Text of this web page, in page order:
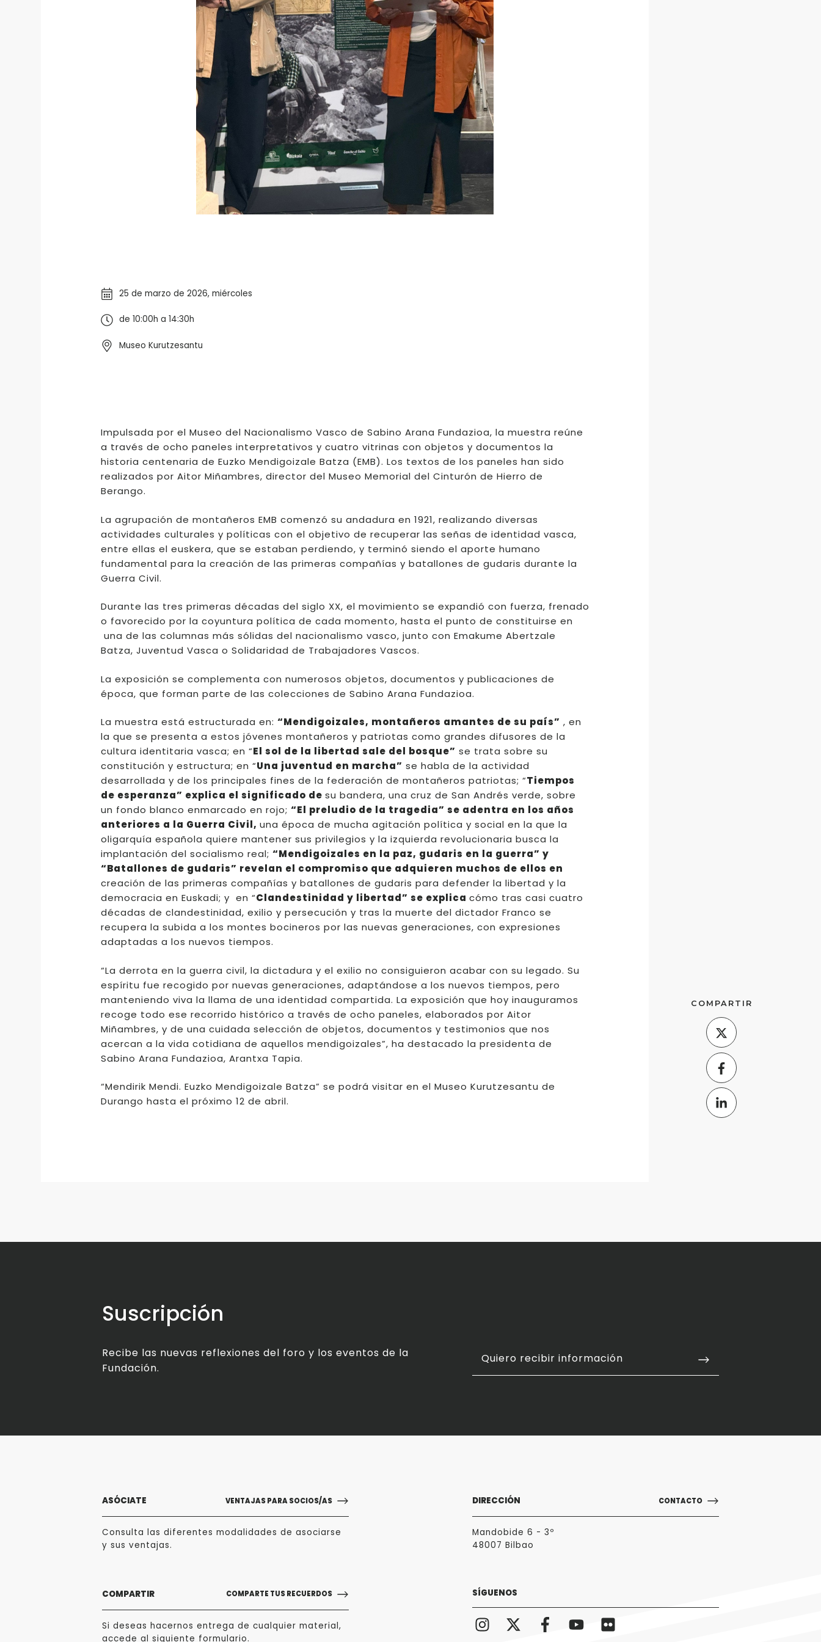
25 de marzo de 2026, miércoles
de 10:00h a 14:30h
Museo Kurutzesantu
Impulsada por el Museo del Nacionalismo Vasco de Sabino Arana Fundazioa, la muestra reúne
a través de ocho paneles interpretativos y cuatro vitrinas con objetos y documentos la
historia centenaria de Euzko Mendigoizale Batza (EMB). Los textos de los paneles han sido
realizados por Aitor Miñambres, director del Museo Memorial del Cinturón de Hierro de
Berango.
La agrupación de montañeros EMB comenzó su andadura en 1921, realizando diversas
actividades culturales y políticas con el objetivo de recuperar las señas de identidad vasca,
entre ellas el euskera, que se estaban perdiendo, y terminó siendo el aporte humano
fundamental para la creación de las primeras compañías y batallones de gudaris durante la
Guerra Civil.
Durante las tres primeras décadas del siglo XX, el movimiento se expandió con fuerza, frenado
o favorecido por la coyuntura política de cada momento, hasta el punto de constituirse en
una de las columnas más sólidas del nacionalismo vasco, junto con Emakume Abertzale
Batza, Juventud Vasca o Solidaridad de Trabajadores Vascos.
La exposición se complementa con numerosos objetos, documentos y publicaciones de
época, que forman parte de las colecciones de Sabino Arana Fundazioa.
La muestra está estructurada en: “Mendigoizales, montañeros amantes de su país” , en
la que se presenta a estos jóvenes montañeros y patriotas como grandes difusores de la
cultura identitaria vasca; en “El sol de la libertad sale del bosque” se trata sobre su
constitución y estructura; en “Una juventud en marcha” se habla de la actividad
desarrollada y de los principales fines de la federación de montañeros patriotas; “Tiempos
de esperanza” explica el significado de su bandera, una cruz de San Andrés verde, sobre
un fondo blanco enmarcado en rojo; “El preludio de la tragedia” se adentra en los años
anteriores a la Guerra Civil, una época de mucha agitación política y social en la que la
oligarquía española quiere mantener sus privilegios y la izquierda revolucionaria busca la
implantación del socialismo real; “Mendigoizales en la paz, gudaris en la guerra” y
“Batallones de gudaris” revelan el compromiso que adquieren muchos de ellos en
creación de las primeras compañías y batallones de gudaris para defender la libertad y la
democracia en Euskadi; y en “Clandestinidad y libertad” se explica cómo tras casi cuatro
décadas de clandestinidad, exilio y persecución y tras la muerte del dictador Franco se
recupera la subida a los montes bocineros por las nuevas generaciones, con expresiones
adaptadas a los nuevos tiempos.
“La derrota en la guerra civil, la dictadura y el exilio no consiguieron acabar con su legado. Su
espíritu fue recogido por nuevas generaciones, adaptándose a los nuevos tiempos, pero
manteniendo viva la llama de una identidad compartida. La exposición que hoy inauguramos
recoge todo ese recorrido histórico a través de ocho paneles, elaborados por Aitor
Miñambres, y de una cuidada selección de objetos, documentos y testimonios que nos
acercan a la vida cotidiana de aquellos mendigoizales”, ha destacado la presidenta de
Sabino Arana Fundazioa, Arantxa Tapia.
“Mendirik Mendi. Euzko Mendigoizale Batza” se podrá visitar en el Museo Kurutzesantu de
Durango hasta el próximo 12 de abril.
COMPARTIR
Suscripción
Recibe las nuevas reflexiones del foro y los eventos de la
Fundación.
Quiero recibir información
ASÓCIATE VENTAJAS PARA SOCIOS/AS
Consulta las diferentes modalidades de asociarse
y sus ventajas.
COMPARTIR COMPARTE TUS RECUERDOS
Si deseas hacernos entrega de cualquier material,
accede al siguiente formulario.
DIRECCIÓN CONTACTO
Mandobide 6 - 3º
48007 Bilbao
SÍGUENOS